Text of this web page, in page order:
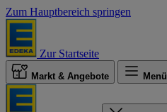
Zum Hauptbereich springen
Zur Startseite
Markt & Angebote Menü